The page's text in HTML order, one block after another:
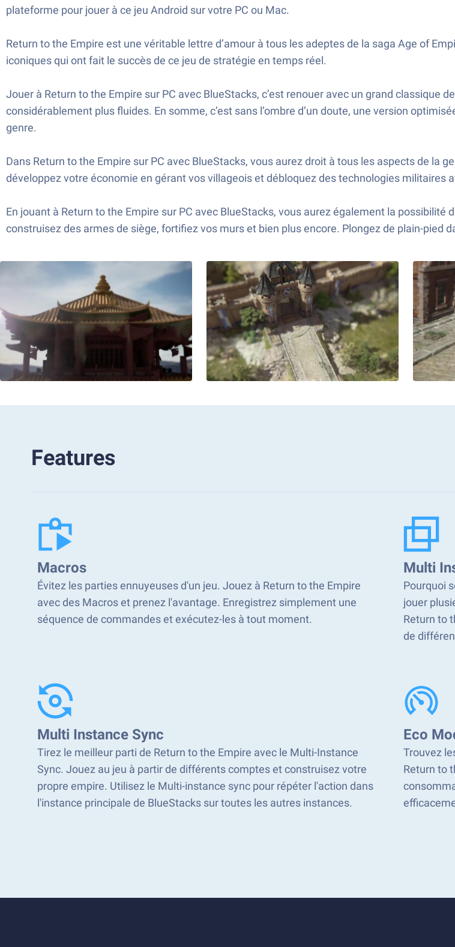
plateforme pour jouer à ce jeu Android sur votre PC ou Mac.
Return to the Empire est une véritable lettre d’amour à tous les adeptes de la saga Age of
iconiques qui ont fait le succès de ce jeu de stratégie en temps réel.
Jouer à Return to the Empire sur PC avec BlueStacks, c’est renouer avec un grand classique
considérablement plus fluides. En somme, c’est sans l’ombre d’un doute, une version
genre.
Dans Return to the Empire sur PC avec BlueStacks, vous aurez droit à tous les aspects de la
développez votre économie en gérant vos villageois et débloquez des technologies militaires
En jouant à Return to the Empire sur PC avec BlueStacks, vous aurez également la
construisez des armes de siège, fortifiez vos murs et bien plus encore. Plongez de plain-pied
Features
Macros
Évitez les parties ennuyeuses d'un jeu. Jouez à Return to the Empire
avec des Macros et prenez l'avantage. Enregistrez simplement une
séquence de commandes et exécutez-les à tout moment.
Multi
Pourquoi
jouer
Return to
de
Multi Instance Sync
Tirez le meilleur parti de Return to the Empire avec le Multi-Instance
Sync. Jouez au jeu à partir de différents comptes et construisez votre
propre empire. Utilisez le Multi-instance sync pour répéter l'action dans
l'instance principale de BlueStacks sur toutes les autres instances.
Eco
Trouvez
Return to